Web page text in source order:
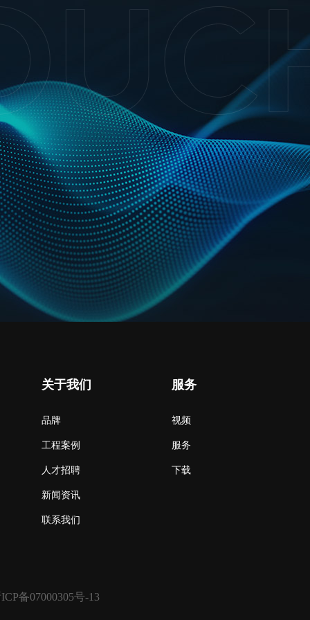
关于我们
品牌
工程案例
人才招聘
新闻资讯
联系我们
服务
视频
服务
下载
备07000305号-13